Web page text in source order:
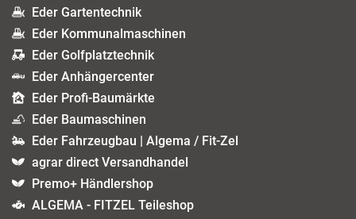
Eder Gartentechnik
Eder Kommunalmaschinen
Eder Golfplatztechnik
Eder Anhängercenter
Eder Profi-Baumärkte
Eder Baumaschinen
Eder Fahrzeugbau | Algema / Fit-Zel
agrar direct Versandhandel
Premo+ Händlershop
ALGEMA - FITZEL Teileshop